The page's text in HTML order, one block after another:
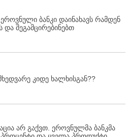
ბანკი დაინახავს რამდენ
შეგამცირებინებთ
კიდე ხალხისგან??
არ გაქვთ. ეროვნულმა ბანკმა